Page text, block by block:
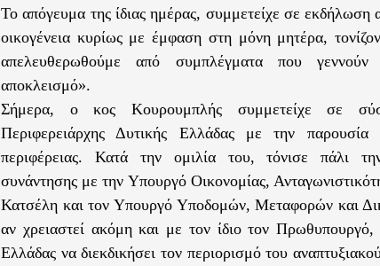
Το απόγευμα της ίδιας ημέρας, συμμετείχε σε εκδήλωση
οικογένεια κυρίως με έμφαση στη μόνη μητέρα,
απελευθερωθούμε από συμπλέγματα που γεννούν
αποκλεισμό».
Σήμερα, ο κος Κουρουμπλής συμμετείχε σε
Περιφερειάρχης Δυτικής Ελλάδας με την
περιφέρειας. Κατά την ομιλία του, τόνισε πάλι
συνάντησης με την Υπουργό Οικονομίας,
Κατσέλη και τον Υπουργό Υποδομών, Μεταφορών και
αν χρειαστεί ακόμη και με τον ίδιο τον
Ελλάδας να διεκδικήσει τον περιορισμό του